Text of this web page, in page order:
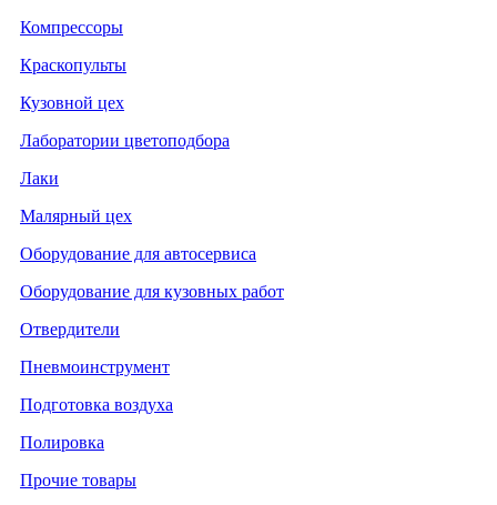
Компрессоры
Краскопульты
Кузовной цех
Лаборатории цветоподбора
Лаки
Малярный цех
Оборудование для автосервиса
Оборудование для кузовных работ
Отвердители
Пневмоинструмент
Подготовка воздуха
Полировка
Прочие товары